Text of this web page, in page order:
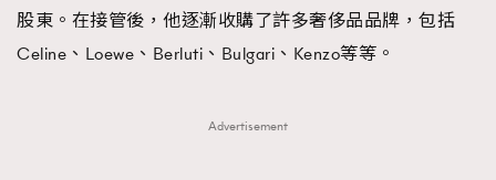
股東。在接管後，他逐漸收購了許多奢侈品品牌，包括
Celine、Loewe、Berluti、Bulgari、Kenzo等等。
Advertisement